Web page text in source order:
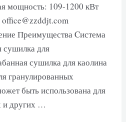
мощность: 109-1200 кВт
Преимущества Cистема
сушилка для
сушилка для каолина
гранулированных
быть использована для
и других …